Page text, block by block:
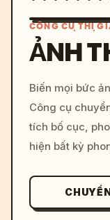
CÔNG CỤ THỊ
ẢNH
Biến mọi bức
Công cụ
tích bố cục,
hiện bất kỳ